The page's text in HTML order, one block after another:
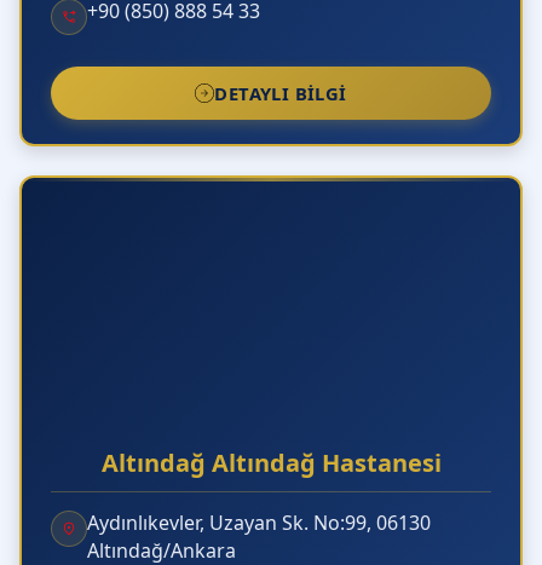
+90 (850) 888 54 33
DETAYLI BILGI
Altındağ Altındağ Hastanesi
Aydınlıkevler, Uzayan Sk. No:99, 06130
Altındağ/Ankara